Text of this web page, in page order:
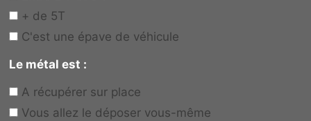
+ de 5T
C'est une épave de véhicule
Le métal est :
A récupérer sur place
Vous allez le déposer vous-même